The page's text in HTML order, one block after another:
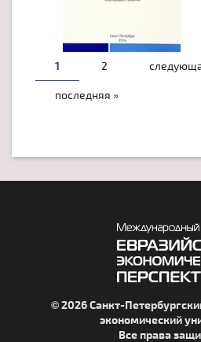
1 2
последняя »
© 2026 Санкт-
экономический
Все права